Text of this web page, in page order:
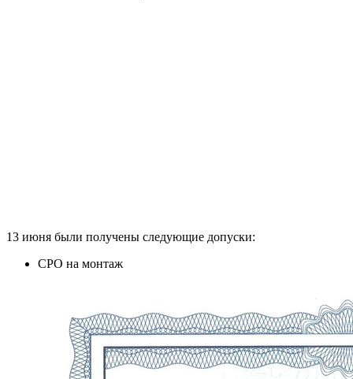
13 июня были получены следующие допуски:
СРО на монтаж